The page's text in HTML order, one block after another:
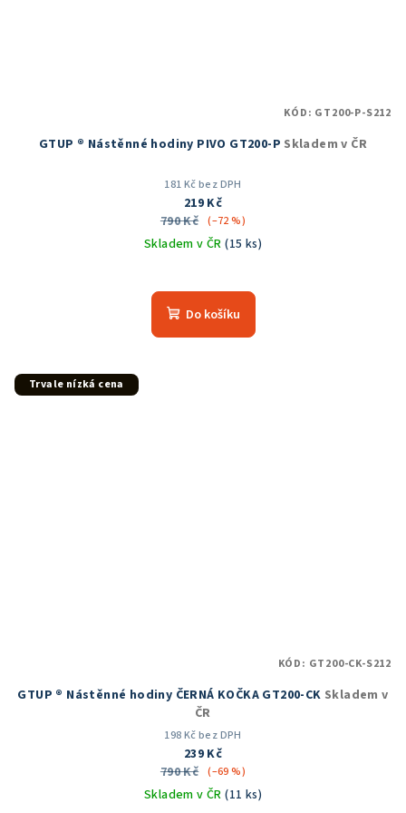
GTUP ® Nástěnné hodiny PIVO GT200-P Skladem v ČR
181 Kč bez DPH
219 Kč
790 Kč (–72 %)
Skladem v ČR(15 ks)
hodnocení
produktu
Do košíku
KÓD: GT200-P-S212
Trvale nízká cena
GTUP ® Nástěnné hodiny ČERNÁ KOČKA GT200-CK Skladem v
ČR
198 Kč bez DPH
239 Kč
790 Kč (–69 %)
Skladem v ČR(11 ks)
KÓD: GT200-CK-S212